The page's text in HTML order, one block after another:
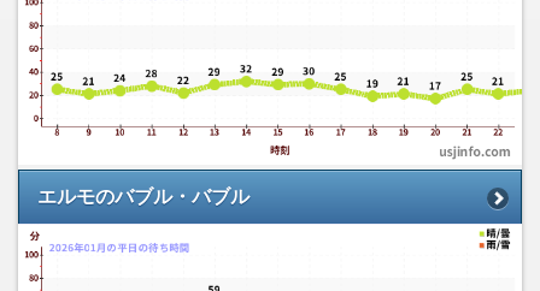
エルモのバブル・バブル